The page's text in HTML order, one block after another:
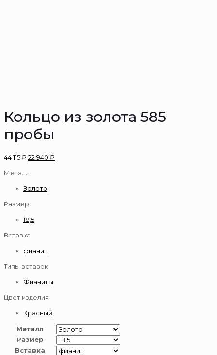
Кольцо из золота 585
пробы
44 115₽22 940 ₽
Металл
Золото
Размер
18,5
Вставка
фианит
Типы вставок
Фианиты
Цвет изделия
Красный
Металл
Размер
Вставка